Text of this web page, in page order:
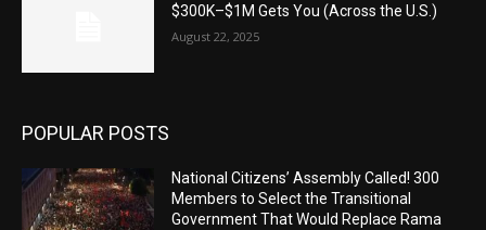
$300K–$1M Gets You (Across the U.S.)
August 22, 2025
POPULAR POSTS
National Citizens’ Assembly Called! 300
Members to Select the Transitional
Government That Would Replace Rama